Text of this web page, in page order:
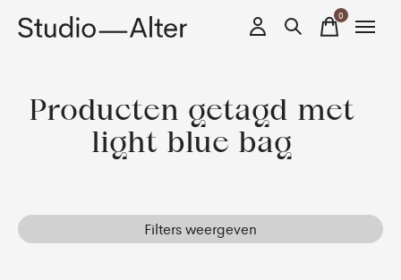
0items
Producten getagd met
light blue bag
Filters weergeven